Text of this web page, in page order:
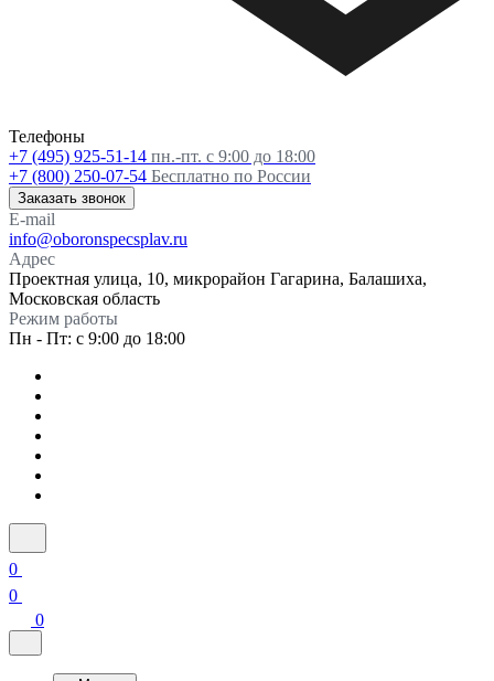
Телефоны
+7 (495) 925-51-14 пн.-пт. с 9:00 до 18:00
+7 (800) 250-07-54 Бесплатно по России
Заказать звонок
E-mail
info@oboronspecsplav.ru
Адрес
Проектная улица, 10, микрорайон Гагарина, Балашиха,
Московская область
Режим работы
Пн - Пт: с 9:00 до 18:00
0
0
0